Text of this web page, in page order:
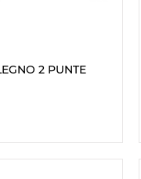
rápida2 PUNTE